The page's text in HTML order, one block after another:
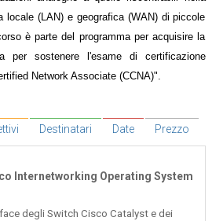
locale (LAN) e geografica (WAN) di piccole
è parte del programma per acquisire la
per sostenere l'esame di certificazione
Network Associate (CCNA)".
Destinatari Date Prezzo
Internetworking Operating System
degli Switch Cisco Catalyst e dei